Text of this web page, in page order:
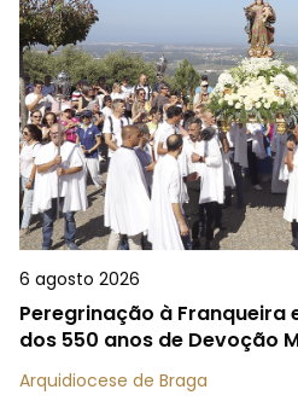
6 agosto 2026
Peregrinação à Franqueira
dos 550 anos de Devoção
Arquidiocese de Braga